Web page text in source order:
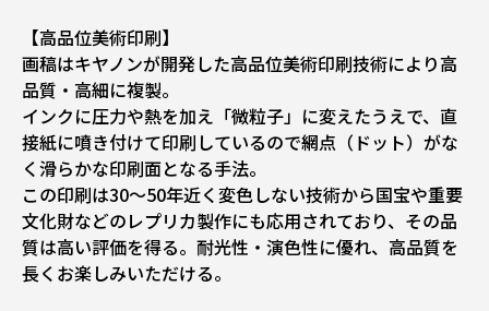
【高品位美術印刷】
画稿はキヤノンが開発した高品位美術印刷技術により高
品質・高細に複製。
インクに圧力や熱を加え「微粒子」に変えたうえで、直
接紙に噴き付けて印刷しているので網点（ドット）がな
く滑らかな印刷面となる手法。
この印刷は30～50年近く変色しない技術から国宝や重要
文化財などのレプリカ製作にも応用されており、その品
質は高い評価を得る。耐光性・演色性に優れ、高品質を
長くお楽しみいただける。